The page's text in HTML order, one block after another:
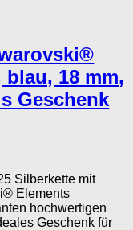
blau, 18 mm,
Geschenk
Silberkette mit
Elements
hochwertigen
Geschenk für